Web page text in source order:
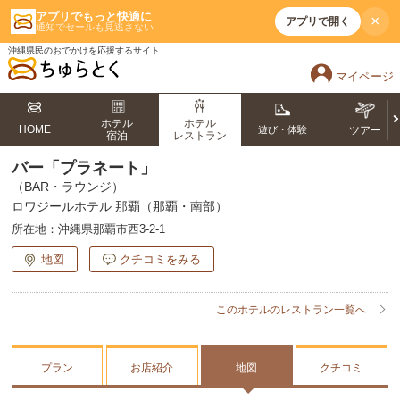
アプリでもっと快適に
通知でセールも見逃さない アプリで開く ×
沖縄県民のおでかけを応援するサイト
マイページ
HOME
ホテル
宿泊
ホテル
レストラン
遊び・体験 ツアー
バー「プラネート」
（BAR・ラウンジ）
ロワジールホテル 那覇（那覇・南部）
所在地： 沖縄県那覇市西3-2-1
地図 クチコミをみる
このホテルのレストラン一覧へ
プラン お店紹介 地図 クチコミ